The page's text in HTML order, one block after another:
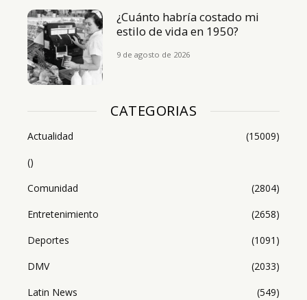
¿Cuánto habría costado mi
estilo de vida en 1950?
9 de agosto de 2026
CATEGORIAS
Actualidad
(15009)
()
Comunidad
(2804)
Entretenimiento
(2658)
Deportes
(1091)
DMV
(2033)
Latin News
(549)